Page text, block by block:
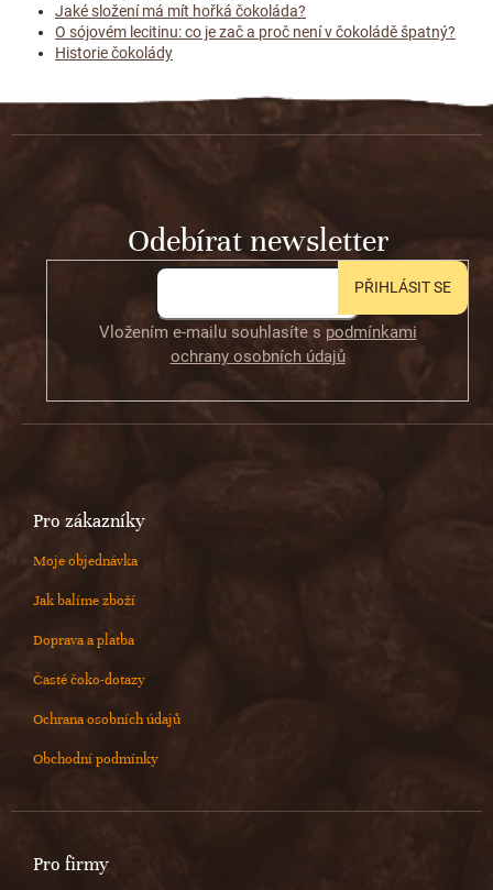
Jaké složení má mít hořká čokoláda?
O sójovém lecitinu: co je zač a proč není v čokoládě špatný?
Historie čokolády
Z
Odebírat newsletter
Vložením e-mailu souhlasíte s podmínkami
ochrany osobních údajů
PŘIHLÁSIT SE
Pro zákazníky
Moje objednávka
Jak balíme zboží
Doprava a platba
Časté čoko-dotazy
Ochrana osobních údajů
Obchodní podmínky
Pro firmy